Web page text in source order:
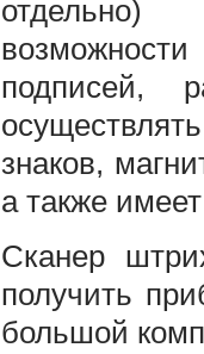
отдельно)
подписей,
знаков,
а также
Сканер
получить
большой